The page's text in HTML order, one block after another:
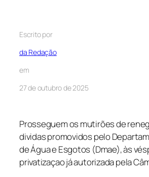
Escrito por
da Redação
em
27 de outubro de 2025
Prosseguem os mutirões de
dividas promovidos pelo
de Água e Esgotos (Dmae), às
privatizaçao já autorizada pela